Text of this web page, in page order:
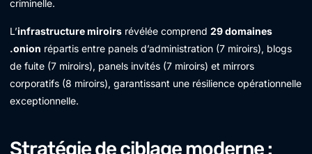
criminelle.
L’infrastructure miroirs révélée comprend 29 domaines
.onion répartis entre panels d’administration (7 miroirs), blogs
de fuite (7 miroirs), panels invités (7 miroirs) et mirrors
corporatifs (8 miroirs), garantissant une résilience opérationnelle
exceptionnelle.
Stratégie de ciblage moderne :